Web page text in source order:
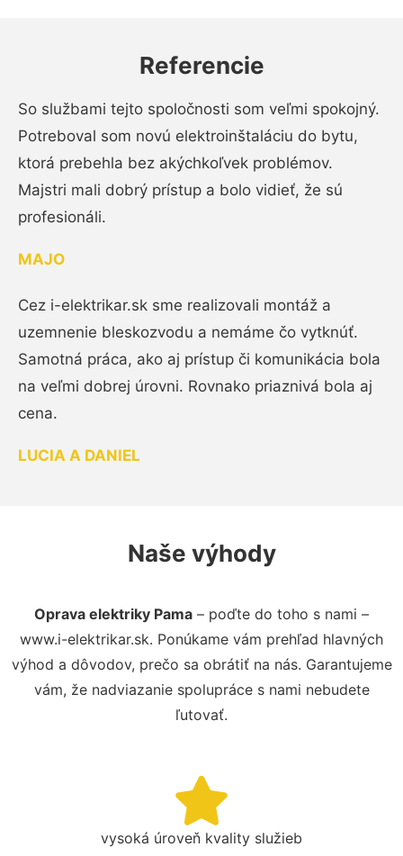
Referencie
So službami tejto spoločnosti som veľmi spokojný.
Potreboval som novú elektroinštaláciu do bytu,
ktorá prebehla bez akýchkoľvek problémov.
Majstri mali dobrý prístup a bolo vidieť, že sú
profesionáli.
MAJO
Cez i-elektrikar.sk sme realizovali montáž a
uzemnenie bleskozvodu a nemáme čo vytknúť.
Samotná práca, ako aj prístup či komunikácia bola
na veľmi dobrej úrovni. Rovnako priaznivá bola aj
cena.
LUCIA A DANIEL
Naše výhody
Oprava elektriky Pama – poďte do toho s nami –
www.i-elektrikar.sk. Ponúkame vám prehľad hlavných
výhod a dôvodov, prečo sa obrátiť na nás. Garantujeme
vám, že nadviazanie spolupráce s nami nebudete
ľutovať.
vysoká úroveň kvality služieb